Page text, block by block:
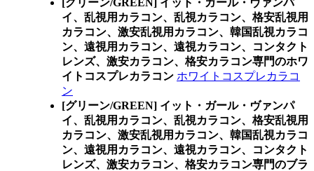
[グリーン/GREEN] イット・ガール・ヴァンパ
イ、乱視用カラコン、乱視カラコン、格安乱視用
カラコン、激安乱視用カラコン、韓国乱視カラコ
ン、遠視用カラコン、遠視カラコン、コンタクト
レンズ、激安カラコン、格安カラコン専門のホワ
イトコスプレカラコン ホワイトコスプレカラコ
ン
[グリーン/GREEN] イット・ガール・ヴァンパ
イ、乱視用カラコン、乱視カラコン、格安乱視用
カラコン、激安乱視用カラコン、韓国乱視カラコ
ン、遠視用カラコン、遠視カラコン、コンタクト
レンズ、激安カラコン、格安カラコン専門のブラ